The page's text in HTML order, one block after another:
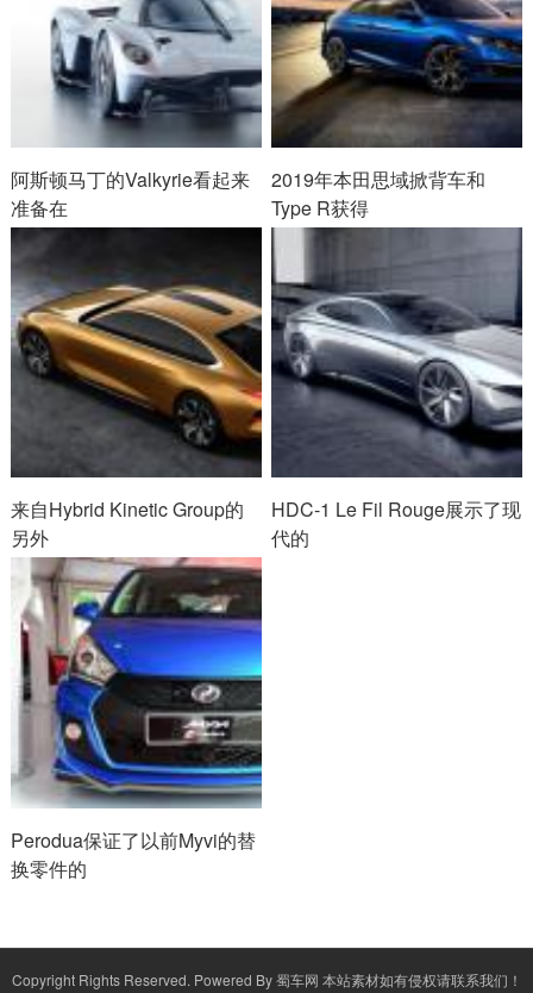
阿斯顿马丁的Valkyrie看起来
准备在
2019年本田思域掀背车和
Type R获得
来自Hybrid Kinetic Group的
另外
HDC-1 Le Fil Rouge展示了现
代的
Perodua保证了以前Myvi的替
换零件的
Copyright Rights Reserved. Powered By蜀车网 本站素材如有侵权请联系我们！